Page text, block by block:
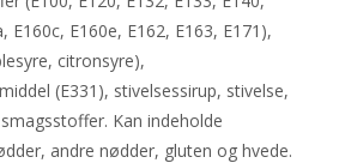
E160c, E160e, E162, E163, E171),
citronsyre),
(E331), stivelsessirup, stivelse,
Kan indeholde
andre nødder, gluten og hvede.